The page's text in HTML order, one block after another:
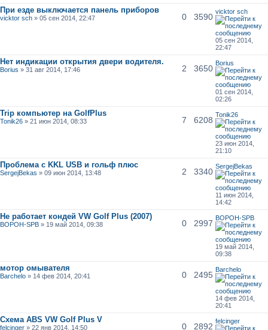
При езде выключается панель приборов
vicktor sch » 05 сен 2014, 22:47 0 3590
vicktor sch
05 сен 2014,
22:47
Нет индикации открытия двери водителя.
Borius » 31 авг 2014, 17:46 2 3650
Borius
01 сен 2014,
02:26
Trip компьютер на GolfPlus
Tonik26 » 21 июн 2014, 08:33 7 6208
Tonik26
23 июн 2014,
21:10
Проблема с KKL USB и гольф плюс
SergejBekas » 09 июн 2014, 13:48 2 3340
SergejBekas
11 июн 2014,
14:42
Не работает кондей VW Golf Plus (2007)
BOPOH-SPB » 19 май 2014, 09:38 0 2997
BOPOH-SPB
19 май 2014,
09:38
мотор омывателя
Barchelo » 14 фев 2014, 20:41 0 2495
Barchelo
14 фев 2014,
20:41
Схема ABS VW Golf Plus V
felcinger » 22 янв 2014, 14:50 0 2892
felcinger